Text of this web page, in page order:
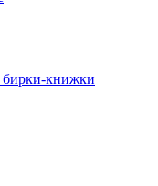
бирки-книжки